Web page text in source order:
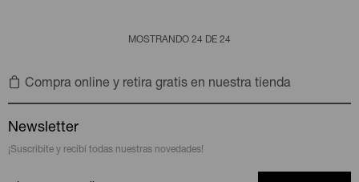
MOSTRANDO 24 DE 24
Compra online y retira gratis en nuestra tienda
Newsletter
¡Suscribite y recibí todas nuestras novedades!